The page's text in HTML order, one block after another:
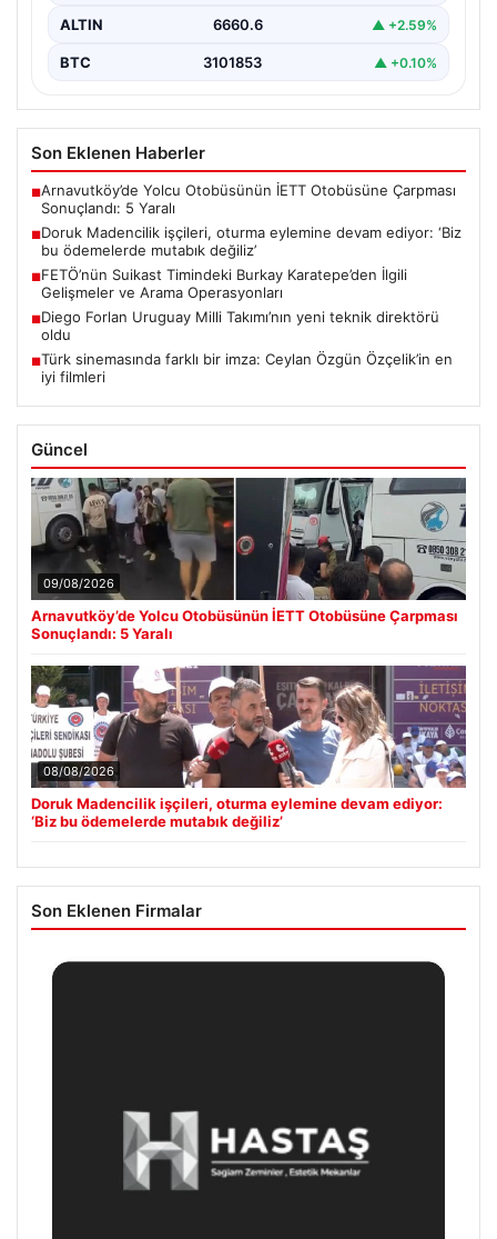
ALTIN 6660.6 ▲ +2.59%
BTC 3101853 ▲ +0.10%
Son Eklenen Haberler
■Arnavutköy’de Yolcu Otobüsünün İETT Otobüsüne Çarpması
Sonuçlandı: 5 Yaralı
■Doruk Madencilik işçileri, oturma eylemine devam ediyor: ‘Biz
bu ödemelerde mutabık değiliz’
■FETÖ’nün Suikast Timindeki Burkay Karatepe’den İlgili
Gelişmeler ve Arama Operasyonları
■Diego Forlan Uruguay Milli Takımı’nın yeni teknik direktörü
oldu
■Türk sinemasında farklı bir imza: Ceylan Özgün Özçelik’in en
iyi filmleri
Güncel
09/08/2026
Arnavutköy’de Yolcu Otobüsünün İETT Otobüsüne Çarpması
Sonuçlandı: 5 Yaralı
08/08/2026
Doruk Madencilik işçileri, oturma eylemine devam ediyor:
‘Biz bu ödemelerde mutabık değiliz’
Son Eklenen Firmalar